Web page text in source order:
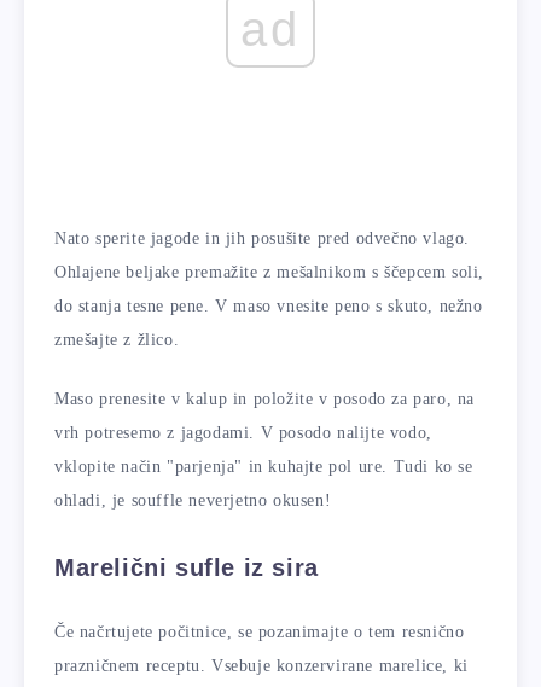
ad
Nato sperite jagode in jih posušite pred odvečno vlago.
Ohlajene beljake premažite z mešalnikom s ščepcem soli,
do stanja tesne pene. V maso vnesite peno s skuto, nežno
zmešajte z žlico.
Maso prenesite v kalup in položite v posodo za paro, na
vrh potresemo z jagodami. V posodo nalijte vodo,
vklopite način "parjenja" in kuhajte pol ure. Tudi ko se
ohladi, je souffle neverjetno okusen!
Marelični sufle iz sira
Če načrtujete počitnice, se pozanimajte o tem resnično
prazničnem receptu. Vsebuje konzervirane marelice, ki